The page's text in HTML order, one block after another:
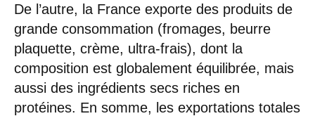
De l’autre, la France exporte des produits de
grande consommation (fromages, beurre
plaquette, crème, ultra-frais), dont la
composition est globalement équilibrée, mais
aussi des ingrédients secs riches en
protéines. En somme, les exportations totales